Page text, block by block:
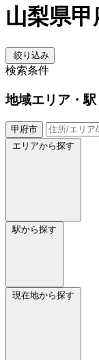
山梨県
絞り込み
検索条件
地域エリア・駅
甲府市
エリアから探す
駅から探す
現在地から探す